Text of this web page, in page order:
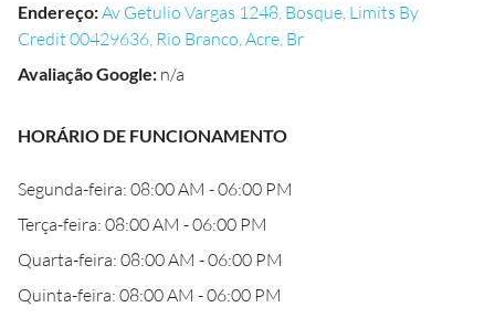
Endereço:Av Getulio Vargas 1248, Bosque, Limits By
Credit 00429636, Rio Branco, Acre, Br
Avaliação Google: n/a
HORÁRIO DE FUNCIONAMENTO
Segunda-feira: 08:00 AM - 06:00 PM
Terça-feira: 08:00 AM - 06:00 PM
Quarta-feira: 08:00 AM - 06:00 PM
Quinta-feira: 08:00 AM - 06:00 PM